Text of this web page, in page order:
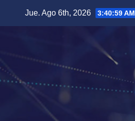
Jue. Ago 6th, 2026 3:41:01 AM